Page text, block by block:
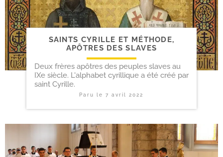
SAINTS CYRILLE ET MÉTHODE,
APÔTRES DES SLAVES
Deux frères apôtres des peuples slaves au
IXe siècle. L'alphabet cyrillique a été créé par
saint Cyrille.
Paru le7 avril 2022